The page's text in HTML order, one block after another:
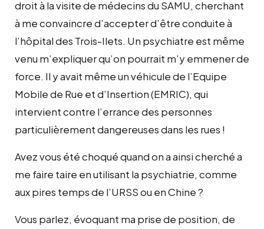
droit à la visite de médecins du SAMU, cherchant
à me convaincre d’accepter d’être conduite à
l’hôpital des Trois-Ilets. Un psychiatre est même
venu m’expliquer qu’on pourrait m’y emmener de
force. Il y avait même un véhicule de l’Equipe
Mobile de Rue et d’Insertion (EMRIC), qui
intervient contre l’errance des personnes
particulièrement dangereuses dans les rues !
Avez vous été choqué quand on a ainsi cherché a
me faire taire en utilisant la psychiatrie, comme
aux pires temps de l’URSS ou en Chine ?
Vous parlez, évoquant ma prise de position, de